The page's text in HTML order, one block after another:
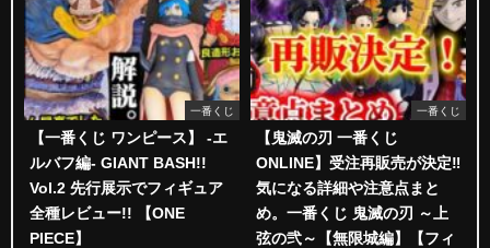
一番くじ
【一番くじ ワンピース】 -エ
ルバフ編- GIANT BASH!!
Vol.2 先行展示でフィギュア
全種レビュー!! 【ONE
PIECE】
一番くじ
【鬼滅の刃 一番くじ
ONLINE】受注再販売が決定‼️
気になる詳細や注意点まと
め。一番くじ 鬼滅の刃 ～上
弦の弐～【無限城編】【フィ